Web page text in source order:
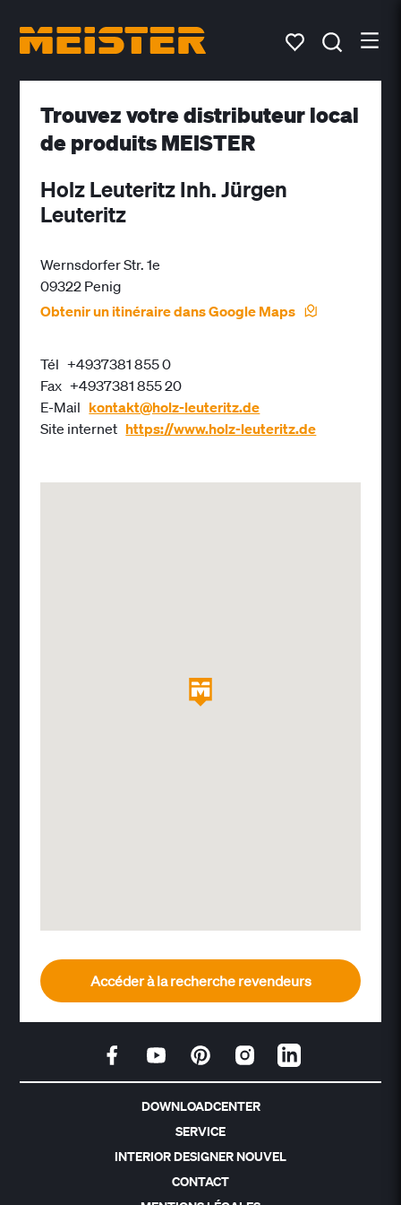
Trouvez votre distributeur local
de produits MEISTER
Holz Leuteritz Inh. Jürgen
Leuteritz
Wernsdorfer Str. 1e
09322 Penig
Obtenir un itinéraire dans Google Maps
Tél +4937381 855 0
Fax +4937381 855 20
E-Mail kontakt@holz-leuteritz.de
Site internet https://www.holz-leuteritz.de
Accéder à la recherche revendeurs
DOWNLOADCENTER
SERVICE
INTERIOR DESIGNER NOUVEL
CONTACT